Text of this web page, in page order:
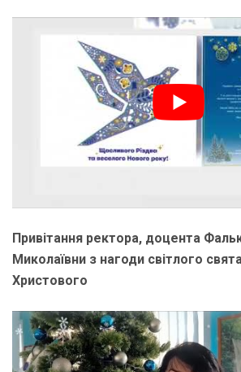
Привітання ректора, доцента
Миколаївни з нагоди світлого
Христового